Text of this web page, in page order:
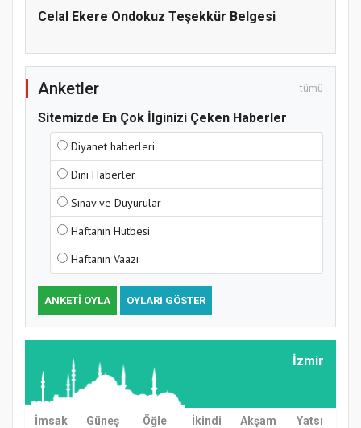
Celal Ekere Ondokuz Teşekkür Belgesi
Anketler tümü
Sitemizde En Çok İlginizi Çeken Haberler
Diyanet haberleri
Dini Haberler
Sınav ve Duyurular
Haftanın Hutbesi
Haftanın Vaazı
ANKETI OYLA OYLARI GÖSTER
İzmir
İmsak Güneş Öğle İkindi Akşam
Yatsı